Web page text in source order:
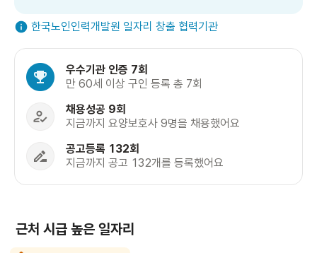
한국노인인력개발원 일자리 창출 협력기관
우수기관 인증 7회
만 60세 이상 구인 등록 총 7회
채용성공 9회
지금까지 요양보호사 9명을 채용했어요
공고등록 132회
지금까지 공고 132개를 등록했어요
근처 시급 높은 일자리